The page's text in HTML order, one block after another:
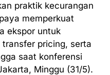
praktik kecurangan
memperkuat
ekspor untuk
pricing, serta
saat konferensi
Minggu (31/5).